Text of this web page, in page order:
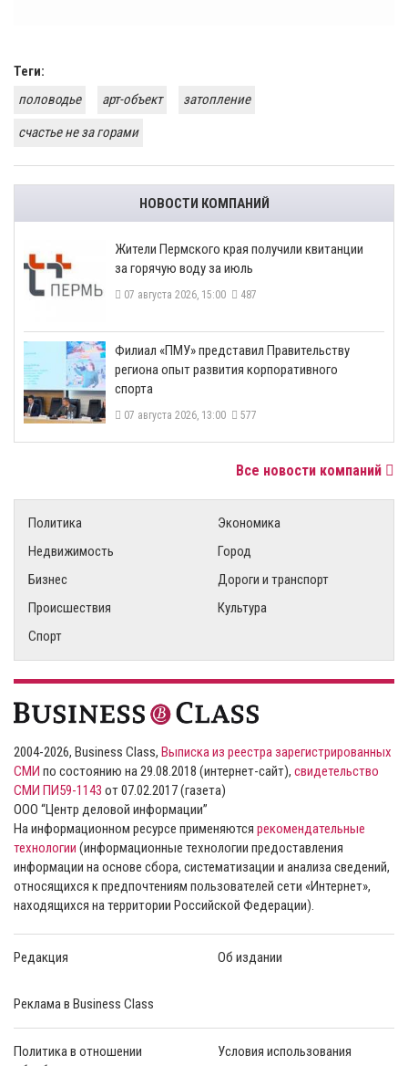
Теги:
половодье
арт-объект
затопление
счастье не за горами
НОВОСТИ КОМПАНИЙ
​Жители Пермского края получили квитанции
за горячую воду за июль
07 августа 2026, 15:00 487
​Филиал «ПМУ» представил Правительству
региона опыт развития корпоративного
спорта
07 августа 2026, 13:00 577
Все новости компаний
Политика
Экономика
Недвижимость
Город
Бизнес
Дороги и транспорт
Происшествия
Культура
Спорт
2004-2026, Business Class, Выписка из реестра зарегистрированных
СМИ по состоянию на 29.08.2018 (интернет-сайт), свидетельство
СМИ ПИ59-1143 от 07.02.2017 (газета)
ООО “Центр деловой информации”
На информационном ресурсе применяются рекомендательные
технологии (информационные технологии предоставления
информации на основе сбора, систематизации и анализа сведений,
относящихся к предпочтениям пользователей сети «Интернет»,
находящихся на территории Российской Федерации).
Редакция Об издании
Реклама в Business Class
Политика в отношении
Условия использования